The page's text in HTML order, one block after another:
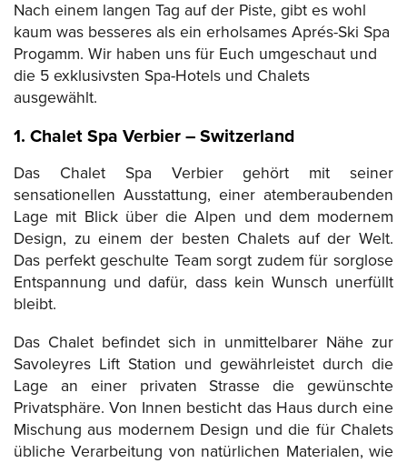
Nach einem langen Tag auf der Piste, gibt es wohl
kaum was besseres als ein erholsames Aprés-Ski Spa
Progamm. Wir haben uns für Euch umgeschaut und
die 5 exklusivsten Spa-Hotels und Chalets
ausgewählt.
1. Chalet Spa Verbier – Switzerland
Das Chalet Spa Verbier gehört mit seiner
sensationellen Ausstattung, einer atemberaubenden
Lage mit Blick über die Alpen und dem modernem
Design, zu einem der besten Chalets auf der Welt.
Das perfekt geschulte Team sorgt zudem für sorglose
Entspannung und dafür, dass kein Wunsch unerfüllt
bleibt.
Das Chalet befindet sich in unmittelbarer Nähe zur
Savoleyres Lift Station und gewährleistet durch die
Lage an einer privaten Strasse die gewünschte
Privatsphäre. Von Innen besticht das Haus durch eine
Mischung aus modernem Design und die für Chalets
übliche Verarbeitung von natürlichen Materialen, wie